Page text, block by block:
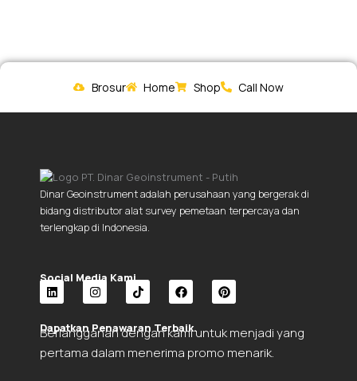
Brosur Home Shop Call Now
Dinar Geoinstrument adalah perusahaan yang bergerak di
bidang distributor alat survey pemetaan terpercaya dan
terlengkap di Indonesia.
Social Media Kami.
L
n
e
I
n
s
t
a
T
k
o
F
a
c
b
P
n
e
Dapatkan Penawaran Terbaik.
Berlangganan dengan kami untuk menjadi yang
pertama dalam menerima promo menarik.